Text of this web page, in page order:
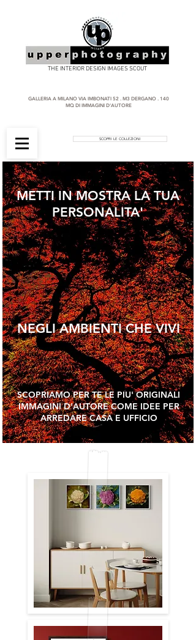
SCOPRI LE COLLEZIONI
THE INTERIOR DESIGN IMAGES SCOUT
GALLERIA A MILANO VIA IMBONATI 52 . M3 DERGANO . 140
MQ DI IMMAGINI D'AUTORE
METTI IN MOSTRA LA TUA
PERSONALITA'
NEGLI AMBIENTI CHE VIVI
SCOPRIAMO PER TE LE PIU' ORIGINALI
IMMAGINI D'AUTORE COME IDEE PER
ARREDARE CASA E UFFICIO